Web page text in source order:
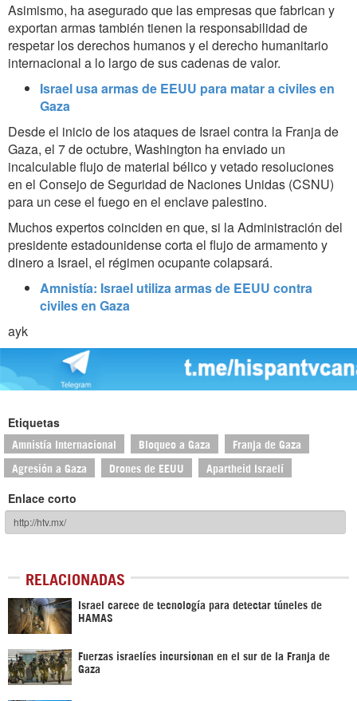
Asimismo, ha asegurado que las empresas que fabrican y
exportan armas también tienen la responsabilidad de
respetar los derechos humanos y el derecho humanitario
internacional a lo largo de sus cadenas de valor.
Israel usa armas de EEUU para matar a civiles en
Gaza
Desde el inicio de los ataques de Israel contra la Franja de
Gaza, el 7 de octubre, Washington ha enviado un
incalculable flujo de material bélico y vetado resoluciones
en el Consejo de Seguridad de Naciones Unidas (CSNU)
para un cese el fuego en el enclave palestino.
Muchos expertos coinciden en que, si la Administración del
presidente estadounidense corta el flujo de armamento y
dinero a Israel, el régimen ocupante colapsará.
Amnistía: Israel utiliza armas de EEUU contra
civiles en Gaza
ayk
Etiquetas
Amnistía Internacional Bloqueo a Gaza Franja de Gaza
Agresión a Gaza Drones de EEUU Apartheid Israelí
Enlace corto
RELACIONADAS
Israel carece de tecnología para detectar túneles de
HAMAS
Fuerzas israelíes incursionan en el sur de la Franja de
Gaza